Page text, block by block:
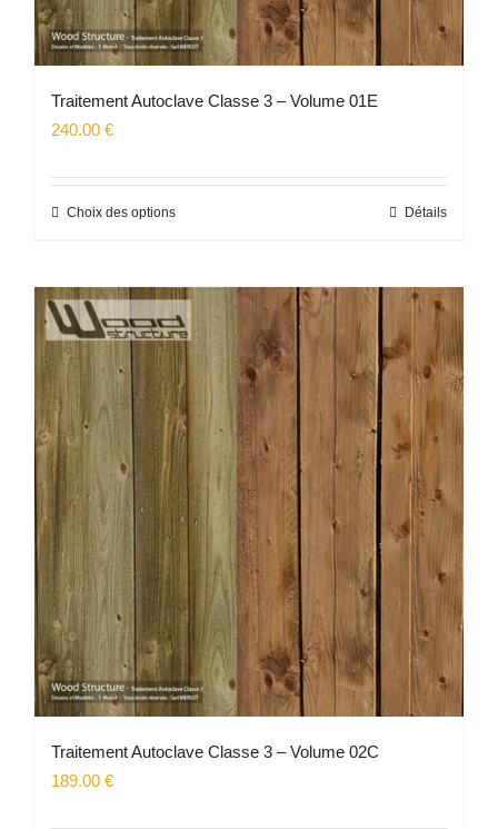
Traitement Autoclave Classe 3 – Volume 01E
240.00 €
Choix des optionsCe
plusieurs
variations.
options
peuvent
être
choisies
sur
la
page
du
produit
Détails
Traitement Autoclave Classe 3 – Volume 02C
189.00 €